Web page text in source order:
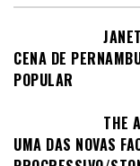
CENA DE
POPULAR
THE
UMA DAS NOVAS